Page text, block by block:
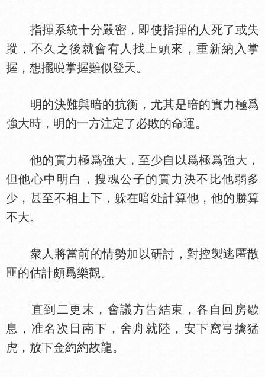
指揮系統十分嚴密，即使指揮的人死了或失
蹤，不久之後就會有人找上頭來，重新納入掌
握，想擺
掌握難似登天。
明的決難與暗的抗衡，尤其是暗的實力極爲
強大時，明的一方注定了必敗的命運。
他的實力極爲強大，至少自以爲極爲強大，
但他心中明白，搜魂公子的實力決不比他弱多
少，甚至不相上下，躲在暗
計算他，他的勝算
不大。
衆人將當前的情勢加以研討，對控製逃匿散
匪的估計頗爲樂觀。
直到二更末，會議方告結束，各自回房歇
息，准名次日南下，舍舟就陸，安下窩弓擒猛
虎，放下金約約故龍。